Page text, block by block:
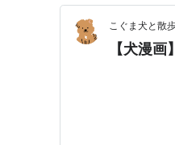
こぐま犬と散
【犬漫